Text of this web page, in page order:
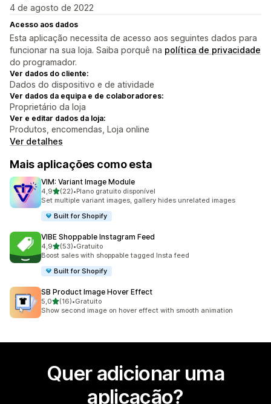
4 de agosto de 2022
Acesso aos dados
Esta aplicação necessita de acesso aos seguintes dados para
funcionar na sua loja. Saiba porquê na política de privacidade
do programador.
Ver dados do cliente:
Dados do dispositivo e de atividade
Ver dados da equipa e de colaboradores:
Proprietário da loja
Ver e editar dados da loja:
Produtos, encomendas, Loja online
Ver detalhes
Mais aplicações como esta
VIM: Variant Image Module
4,9de 5 estrelas
(22)
22 total de avaliações
•Plano gratuito disponível
Set multiple variant images, gallery hides unrelated images
Built for Shopify
VIBE Shoppable Instagram Feed
4,9de 5 estrelas
(53)
53 total de avaliações
•Gratuito
Boost sales with shoppable tagged Insta feed
Built for Shopify
SB Product Image Hover Effect
5,0de 5 estrelas
(16)
16 total de avaliações
•Gratuito
Show second image on hover effect with smooth animation
Quer adicionar uma
aplicação?